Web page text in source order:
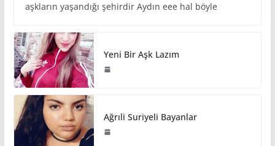
aşkların yaşandığı şehirdir Aydın eee hal böyle
Yeni Bir Aşk Lazım
Ağrıli Suriyeli Bayanlar